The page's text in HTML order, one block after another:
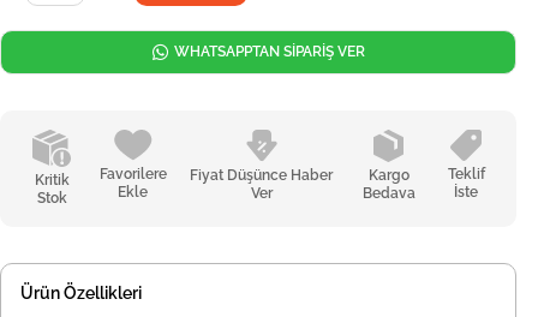
Kritik
Stok
Favorilere
Ekle
Fiyat Düşünce Haber
Ver
Kargo
Bedava
Teklif
İste
WHATSAPPTAN SİPARİŞ VER
Ürün Özellikleri